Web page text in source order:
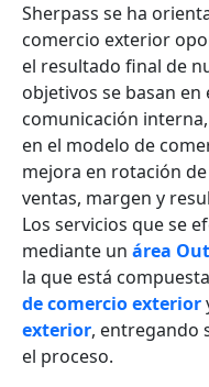
Sherpass se ha
comercio exterior
el resultado final de
objetivos se basan
comunicación
en el modelo de
mejora en rotación
ventas, margen y
Los servicios que se
mediante un área
la que está
de comercio exterior
exterior, entregando
el proceso.